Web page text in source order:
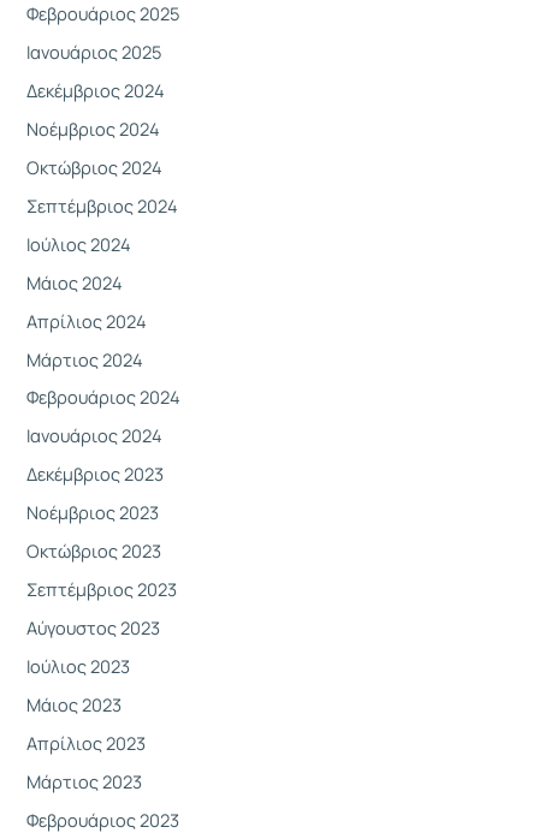
Φεβρουάριος 2025
Ιανουάριος 2025
Δεκέμβριος 2024
Νοέμβριος 2024
Οκτώβριος 2024
Σεπτέμβριος 2024
Ιούλιος 2024
Μάιος 2024
Απρίλιος 2024
Μάρτιος 2024
Φεβρουάριος 2024
Ιανουάριος 2024
Δεκέμβριος 2023
Νοέμβριος 2023
Οκτώβριος 2023
Σεπτέμβριος 2023
Αύγουστος 2023
Ιούλιος 2023
Μάιος 2023
Απρίλιος 2023
Μάρτιος 2023
Φεβρουάριος 2023